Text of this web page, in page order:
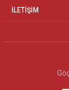
İLETİŞİM